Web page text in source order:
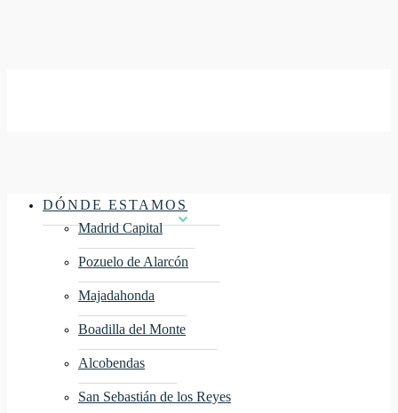
DÓNDE ESTAMOS
Madrid Capital
Pozuelo de Alarcón
Majadahonda
Boadilla del Monte
Alcobendas
San Sebastián de los Reyes